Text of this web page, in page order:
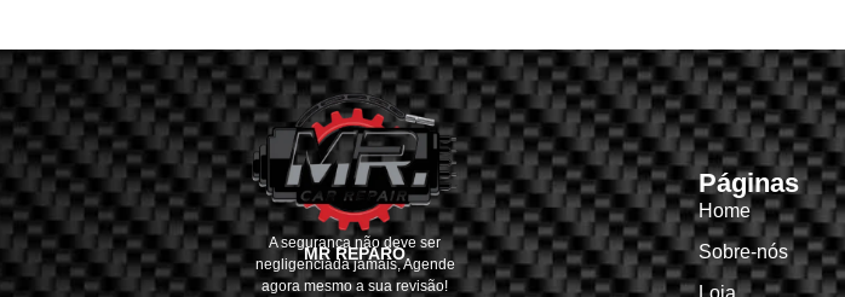
MR REPARO
A segurança não deve ser
negligenciada jamais, Agende
agora mesmo a sua revisão!
Páginas
Home
Sobre-nós